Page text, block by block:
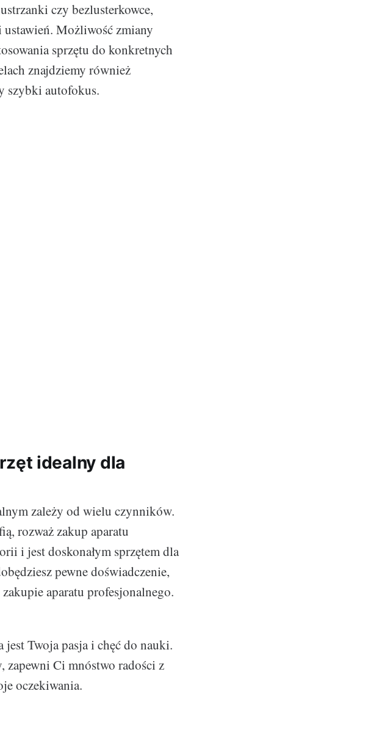
czy bezlusterkowce,
Możliwość zmiany
sprzętu do konkretnych
znajdziemy również
szybki autofokus.
idealny dla
zależy od wielu czynników.
rozważ zakup aparatu
i jest doskonałym sprzętem dla
pewne doświadczenie,
aparatu profesjonalnego.
Twoja pasja i chęć do nauki.
zapewni Ci mnóstwo radości z
oczekiwania.